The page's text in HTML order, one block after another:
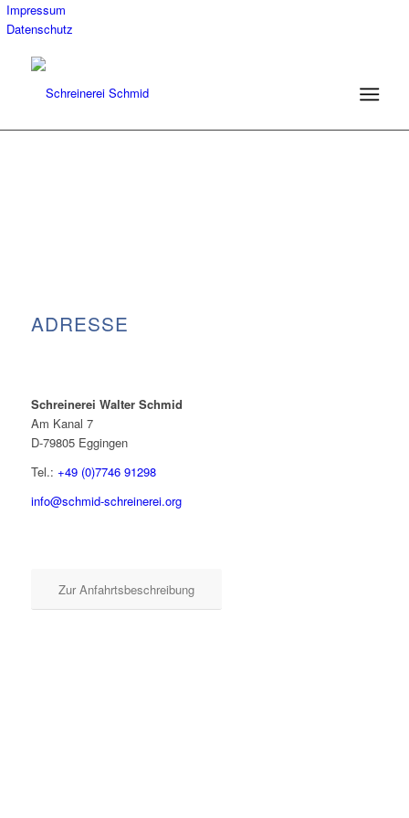
Impressum
Datenschutz
ADRESSE
Schreinerei Walter Schmid
Am Kanal 7
D-79805 Eggingen
Tel.: +49 (0)7746 91298
info@schmid-schreinerei.org
Zur Anfahrtsbeschreibung